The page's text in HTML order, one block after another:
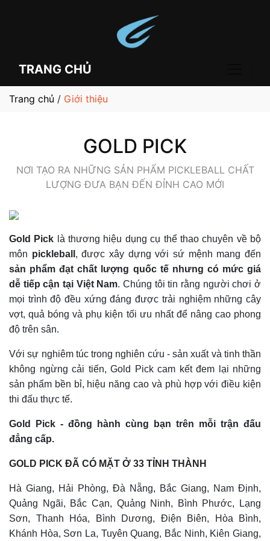
TRANG CHỦ
Trang chủ / Giới thiệu
GOLD PICK
NƠI TẠO RA NHỮNG SẢN PHẨM PICKLEBALL CHẤT
LƯỢNG ĐƯA BẠN ĐẾN ĐỈNH CAO MỚI
Gold Pick là thương hiệu dụng cụ thể thao chuyên về bộ
môn pickleball , được xây dựng với sứ mệnh mang đến
sản phẩm đạt chất lượng quốc tế nhưng có mức giá
dễ tiếp cận tại Việt Nam. Chúng tôi tin rằng người chơi ở
mọi trình độ đều xứng đáng được trải nghiệm những cây
vợt, quả bóng và phụ kiện tối ưu nhất để nâng cao phong
độ trên sân.
Với sự nghiêm túc trong nghiên cứu - sản xuất và tinh thần
không ngừng cải tiến, Gold Pick cam kết đem lại những
sản phẩm bền bỉ, hiệu năng cao và phù hợp với điều kiện
thi đấu thực tế.
Gold Pick - đồng hành cùng bạn trên mỗi trận đấu
đẳng cấp.
GOLD PICK ĐÃ CÓ MẶT Ở 33 TỈNH THÀNH
Hà Giang, Hải Phòng, Đà Nẵng, Bắc Giang, Nam Định,
Quảng Ngãi, Bắc Cạn, Quảng Ninh, Bình Phước, Lạng
Sơn, Thanh Hóa, Bình Dương, Điện Biên, Hòa Bình,
Khánh Hòa, Sơn La, Tuyên Quang, Bắc Ninh, Kiên Giang,